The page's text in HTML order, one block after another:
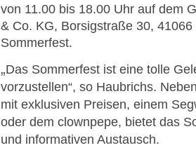
von 11.00 bis 18.00 Uhr auf dem
& Co. KG, Borsigstraße 30,
Sommerfest.
„Das Sommerfest ist eine tolle
vorzustellen“, so Haubrichs.
mit exklusiven Preisen, einem
oder dem clownpepe, bietet das
und informativen Austausch.